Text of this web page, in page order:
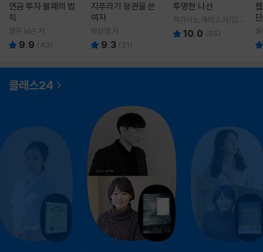
연금 투자 불패의 법
칙
영주 닐슨 저
9.9 (43)
지푸라기 왕관을 쓴
여자
박상영 저
9.3 ( 21 )
투명한 나선
히가시노 게이고 저/김선
영 역10.0 (55)
클래스24